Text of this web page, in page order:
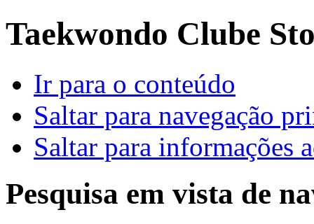
Taekwondo Clube
Ir para o conteúdo
Saltar para navegação
Saltar para informações
Pesquisa em vista de